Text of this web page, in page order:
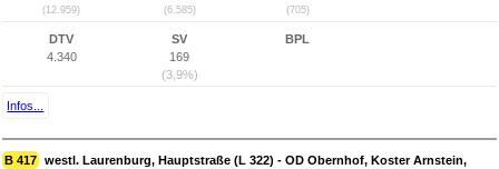
(12.959) (6.585) (705)
DTV
4.340
SV
169
(3,9%)
BPL
Infos...
B 417 westl. Laurenburg, Hauptstraße (L 322) - OD Obernhof, Koster Arnstein,